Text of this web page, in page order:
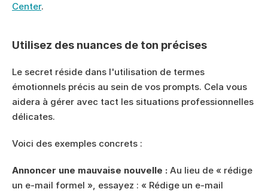
Center.
Utilisez des nuances de ton précises
Le secret réside dans l'utilisation de termes
émotionnels précis au sein de vos prompts. Cela vous
aidera à gérer avec tact les situations professionnelles
délicates.
Voici des exemples concrets :
Annoncer une mauvaise nouvelle : Au lieu de « rédige
un e-mail formel », essayez : « Rédige un e-mail